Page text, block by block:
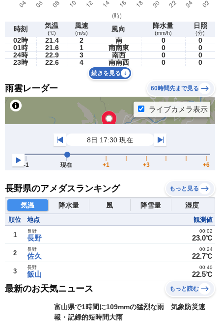
時刻 気温
(℃)
風速
(m/s) 風向 降水量
(mm/h)
日照
(分)
02時 21.4 2 南 0
0
01時
21.6 1 南南東 0
0
24時
22.9 3 南西 0
0
23時
22.6 4 南南西 0 0
続きを見る
雨雲レーダー 60時間先まで見る
長野県のアメダスランキング もっと見る
気温 降水量 風 降雪量 湿度
順位 地点 観測値
1 長野
長野
23.0℃
00:02
2 佐久
長野
22.7℃
00:24
3 飯山
長野
22.5℃
00:40
最新のお天気ニュース もっと読む
富山県で1時間に109mmの猛烈な雨 気象防災速
報・記録的短時間大雨